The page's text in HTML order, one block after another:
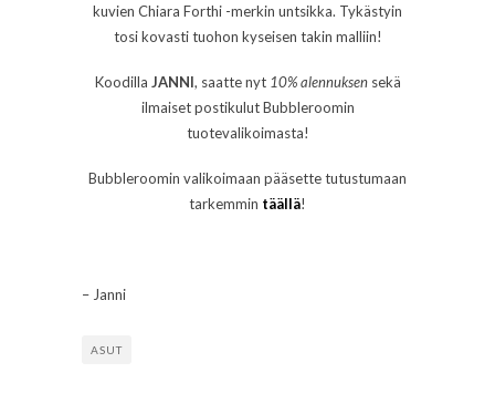
kuvien Chiara Forthi -merkin untsikka. Tykästyin
tosi kovasti tuohon kyseisen takin malliin!
Koodilla JANNI, saatte nyt 10% alennuksensekä
ilmaiset postikulut Bubbleroomin
tuotevalikoimasta!
Bubbleroomin valikoimaan pääsette tutustumaan
tarkemmin täällä!
– Janni
ASUT